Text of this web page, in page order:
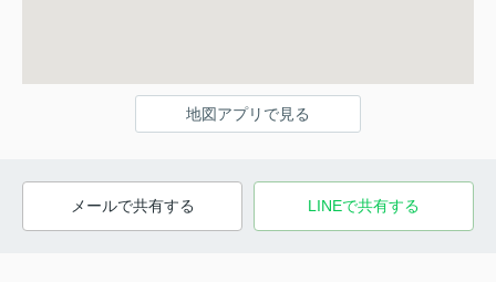
地図アプリで見る
メールで共有する LINEで共有する